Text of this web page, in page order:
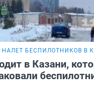
НАЛЕТ БЕСПИЛОТНИКОВ В
в Казани,